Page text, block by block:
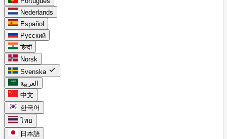
Nederlands
Español
Русский
हिन्दी
Norsk
Svenska check
العربية
中文
한국어
ไทย
日本語